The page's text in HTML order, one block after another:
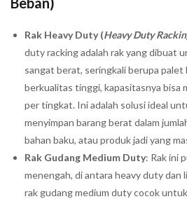
Rak Heavy Duty (Heavy Duty
duty racking adalah rak yang dibuat
sangat berat, seringkali berupa palet
berkualitas tinggi, kapasitasnya bisa
per tingkat. Ini adalah solusi ideal
menyimpan barang berat dalam
bahan baku, atau produk jadi yang
Rak Gudang Medium Duty: Rak ini
menengah, di antara heavy duty dan
rak gudang medium duty cocok